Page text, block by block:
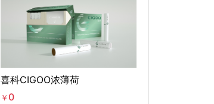
喜科CIGOO浓薄荷
￥ 0